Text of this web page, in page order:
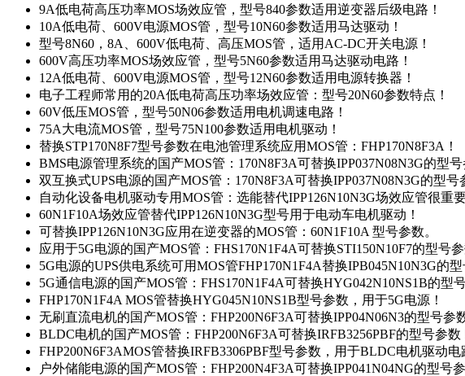
9A低电荷高压功率MOS场效应管，型号840参数适用逆变器后级电路！
10A低电荷、600V电源MOS管，型号10N60参数适用马达驱动！
型号8N60，8A、600V低电荷、高压MOS管，适用AC-DC开关电源！
600V高压功率MOS场效应管，型号5N60参数适用马达驱动电路！
12A低电荷、600V电源MOS管，型号12N60参数适用电源转换器！
电子工程师常用的20A低电荷高压功率场效应管：型号20N60参数特点！
60V低压MOS管，型号50N06参数适用电机调速电路！
75A大电流MOS管，型号75N100参数适用电机驱动！
替换STP170N8F7型号参数在电池管理系统应用MOS管：FHP170N8F3A！
BMS电源管理系统的国产MOS管：170N8F3A可替换IPP037N08N3G的型号
双互换式UPS电源的国产MOS管：170N8F3A可替换IPP037N08N3G的型号
自动化设备电机驱动专用MOS管：选能替代IPP126N10N3G场效应管很重要
60N1F10A场效应管替代IPP126N10N3G型号用于电动车电机驱动！
可替换IPP126N10N3G应用在逆变器的MOS管：60N1F10A 型号参数。
应用于5G电源的国产MOS管：FHS170N1F4A可替换STI150N10F7的型号参
5G电源的UPS供电系统可用MOS管FHP170N1F4A替换IPB045N10N3G的型
5G通信电源的国产MOS管：FHS170N1F4A可替换HYG042N10NS1B的型
FHP170N1F4A MOS管替换HYG045N10NS1B型号参数，用于5G电源！
无刷直流电机的国产MOS管：FHP200N6F3A可替换IPP04N06N3的型号参
BLDC电机的国产MOS管：FHP200N6F3A可替换IRFB3256PBF的型号参数
FHP200N6F3AMOS管替换IRFB3306PBF型号参数，用于BLDC电机驱动电
户外储能电源的国产MOS管：FHP200N4F3A可替换IPP041N04NG的型号参